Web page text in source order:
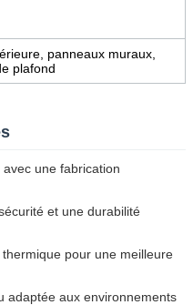
panneaux muraux,
plafond
une fabrication
et une durabilité
pour une meilleure
adaptée aux environnements